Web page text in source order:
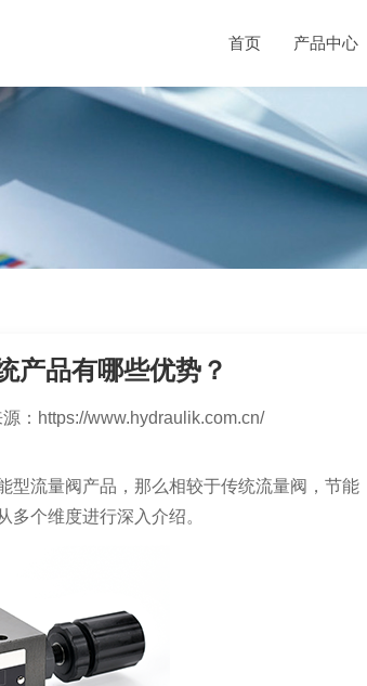
首页 产品中心
产品有哪些优势？
： https://www.hydraulik.com.cn/
型流量阀产品，那么相较于传统流量阀，节能
个维度进行深入介绍。